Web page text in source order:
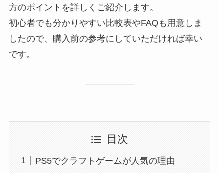
方のポイントを詳しくご紹介します。
初心者でも分かりやすい比較表やFAQも用意しま
したので、購入前の参考にしていただければ幸い
です。
目次
PS5でクラフトゲームが人気の理由